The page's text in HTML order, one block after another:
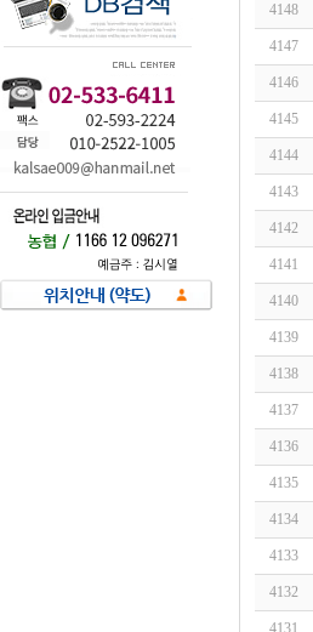
4148
4147
4146
4145
4144
4143
4142
4141
4140
4139
4138
4137
4136
4135
4134
4133
4132